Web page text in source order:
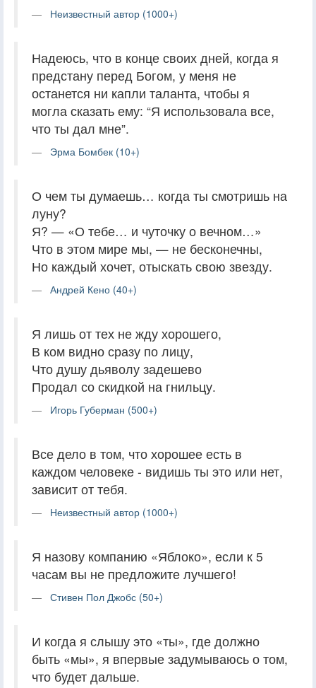
Неизвестный автор (1000+)
Надеюсь, что в конце своих дней, когда я
предстану перед Богом, у меня не
останется ни капли таланта, чтобы я
могла сказать ему: “Я использовала все,
что ты дал мне”.
Эрма Бомбек (10+)
О чем ты думаешь… когда ты смотришь на
луну?
Я? — «О тебе… и чуточку о вечном…»
Что в этом мире мы, — не бесконечны,
Но каждый хочет, отыскать свою звезду.
Андрей Кено (40+)
Я лишь от тех не жду хорошего,
В ком видно сразу по лицу,
Что душу дьяволу задешево
Продал со скидкой на гнильцу.
Игорь Губерман (500+)
Все дело в том, что хорошее есть в
каждом человеке - видишь ты это или нет,
зависит от тебя.
Неизвестный автор (1000+)
Я назову компанию «Яблоко», если к 5
часам вы не предложите лучшего!
Стивен Пол Джобс (50+)
И когда я слышу это «ты», где должно
быть «мы», я впервые задумываюсь о том,
что будет дальше.